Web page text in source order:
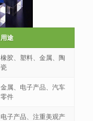
用途
橡胶、塑料、金属、陶
瓷
金属、电子产品、汽车
零件
电子产品、注重美观产